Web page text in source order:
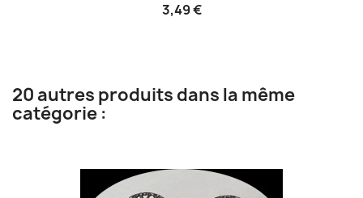
3,49 €
20 autres produits dans la même
catégorie :